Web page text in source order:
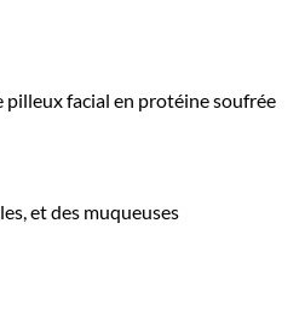
facial en protéine soufrée
et des muqueuses